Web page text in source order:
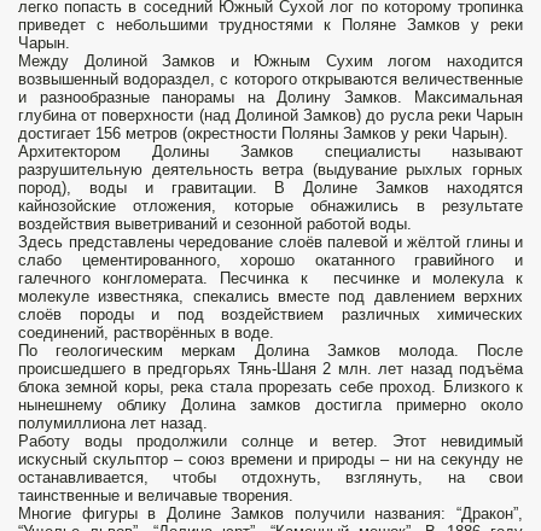
легко попасть в соседний Южный Сухой лог по которому тропинка
приведет с небольшими трудностями к Поляне Замков у реки
Чарын.
Между Долиной Замков и Южным Сухим логом находится
возвышенный водораздел, с которого открываются величественные
и разнообразные панорамы на Долину Замков. Максимальная
глубина от поверхности (над Долиной Замков) до русла реки Чарын
достигает 156 метров (окрестности Поляны Замков у реки Чарын).
Архитектором Долины Замков специалисты называют
разрушительную деятельность ветра (выдувание рыхлых горных
пород), воды и гравитации. В Долине Замков находятся
кайнозойские отложения, которые обнажились в результате
воздействия выветриваний и сезонной работой воды.
Здесь представлены чередование слоёв палевой и жёлтой глины и
слабо цементированного, хорошо окатанного гравийного и
галечного конгломерата. Песчинка к песчинке и молекула к
молекуле известняка, спекались вместе под давлением верхних
слоёв породы и под воздействием различных химических
соединений, растворённых в воде.
По геологическим меркам Долина Замков молода. После
происшедшего в предгорьях Тянь-Шаня 2 млн. лет назад подъёма
блока земной коры, река стала прорезать себе проход. Близкого к
нынешнему облику Долина замков достигла примерно около
полумиллиона лет назад.
Работу воды продолжили солнце и ветер. Этот невидимый
искусный скульптор – союз времени и природы – ни на секунду не
останавливается, чтобы отдохнуть, взглянуть, на свои
таинственные и величавые творения.
Многие фигуры в Долине Замков получили названия: “Дракон”,